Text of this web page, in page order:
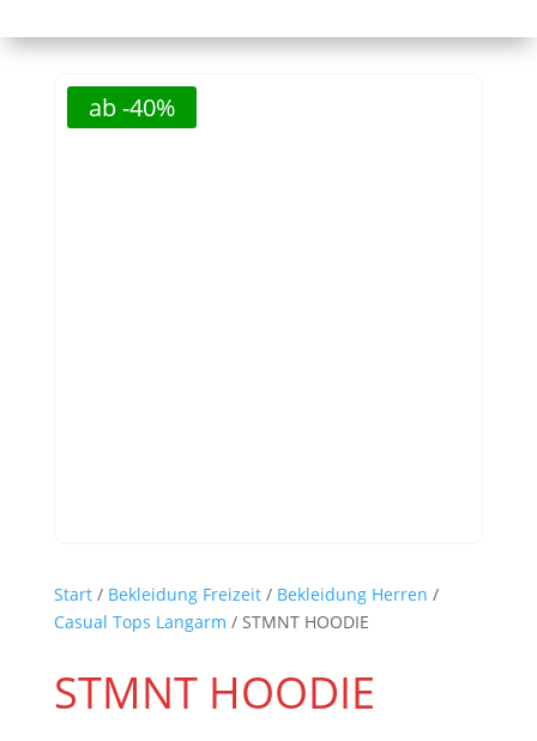
ab -40%
Start/ Bekleidung Freizeit/ Bekleidung Herren /
Casual Tops Langarm / STMNT HOODIE
STMNT HOODIE